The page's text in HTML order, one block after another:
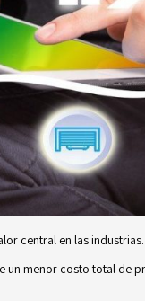
central en las industrias.
un menor costo total